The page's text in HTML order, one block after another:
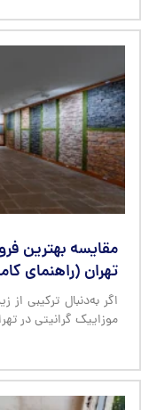
مقایسه بهترین
تهران (راهنمای
اگر به‌دنبال ترکیبی
موزاییک گرانیتی در